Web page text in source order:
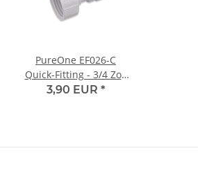
PureOne EF026-C
Quick-Fitting - 3/4 Zoll
IG auf 3/8 Zoll Schlauch
3,90 EUR *